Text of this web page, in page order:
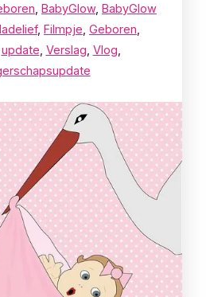
BabyGlow, BabyGlow
, Filmpje Geboren
update Verslag Vlog